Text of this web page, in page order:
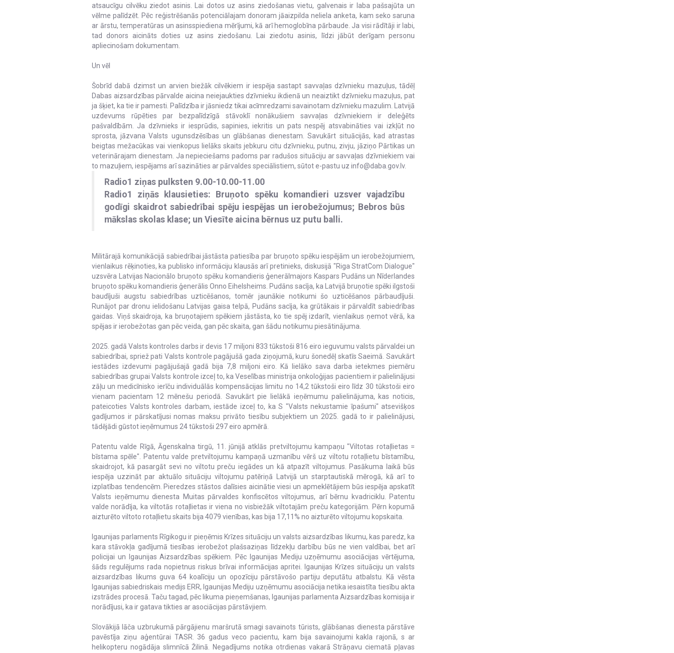
atsaucīgu cilvēku ziedot asinis. Lai dotos uz asins ziedošanas vietu, galvenais ir laba pašsajūta un
vēlme palīdzēt. Pēc reģistrēšanās potenciālajam donoram jāaizpilda neliela anketa, kam seko saruna
ar ārstu, temperatūras un asinsspiediena mērījumi, kā arī hemoglobīna pārbaude. Ja visi rādītāji ir labi,
tad donors aicināts doties uz asins ziedošanu. Lai ziedotu asinis, līdzi jābūt derīgam personu
apliecinošam dokumentam.
Un vēl
Šobrīd dabā dzimst un arvien biežāk cilvēkiem ir iespēja sastapt savvaļas dzīvnieku mazuļus, tādēļ
Dabas aizsardzības pārvalde aicina neiejaukties dzīvnieku ikdienā un neaiztikt dzīvnieku mazuļus, pat
ja šķiet, ka tie ir pamesti. Palīdzība ir jāsniedz tikai acīmredzami savainotam dzīvnieku mazulim. Latvijā
uzdevums rūpēties par bezpalīdzīgā stāvoklī nonākušiem savvaļas dzīvniekiem ir deleģēts
pašvaldībām. Ja dzīvnieks ir iesprūdis, sapinies, iekritis un pats nespēj atsvabināties vai izkļūt no
sprosta, jāzvana Valsts ugunsdzēsības un glābšanas dienestam. Savukārt situācijās, kad atrastas
beigtas mežacūkas vai vienkopus lielāks skaits jebkuru citu dzīvnieku, putnu, zivju, jāziņo Pārtikas un
veterinārajam dienestam. Ja nepieciešams padoms par radušos situāciju ar savvaļas dzīvniekiem vai
to mazuļiem, iespējams arī sazināties ar pārvaldes speciālistiem, sūtot e-pastu uz info@daba.gov.lv.
Radio1 ziņas pulksten 9.00-10.00-11.00
Radio1 ziņās klausieties: Bruņoto spēku komandieri uzsver vajadzību
godīgi skaidrot sabiedrībai spēju iespējas un ierobežojumus; Bebros būs
mākslas skolas klase; un Viesīte aicina bērnus uz putu balli.
Militārajā komunikācijā sabiedrībai jāstāsta patiesība par bruņoto spēku iespējām un ierobežojumiem,
vienlaikus rēķinoties, ka publisko informāciju klausās arī pretinieks, diskusijā "Riga StratCom Dialogue"
uzsvēra Latvijas Nacionālo bruņoto spēku komandieris ģenerālmajors Kaspars Pudāns un Nīderlandes
bruņoto spēku komandieris ģenerālis Onno Eihelsheims. Pudāns sacīja, ka Latvijā bruņotie spēki ilgstoši
baudījuši augstu sabiedrības uzticēšanos, tomēr jaunākie notikumi šo uzticēšanos pārbaudījuši.
Runājot par dronu ielidošanu Latvijas gaisa telpā, Pudāns sacīja, ka grūtākais ir pārvaldīt sabiedrības
gaidas. Viņš skaidroja, ka bruņotajiem spēkiem jāstāsta, ko tie spēj izdarīt, vienlaikus ņemot vērā, ka
spējas ir ierobežotas gan pēc veida, gan pēc skaita, gan šādu notikumu piesātinājuma.
2025. gadā Valsts kontroles darbs ir devis 17 miljoni 833 tūkstoši 816 eiro ieguvumu valsts pārvaldei un
sabiedrībai, spriež pati Valsts kontrole pagājušā gada ziņojumā, kuru šonedēļ skatīs Saeimā. Savukārt
iestādes izdevumi pagājušajā gadā bija 7,8 miljoni eiro. Kā lielāko sava darba ietekmes piemēru
sabiedrības grupai Valsts kontrole izceļ to, ka Veselības ministrija onkoloģijas pacientiem ir palielinājusi
zāļu un medicīnisko ierīču individuālās kompensācijas limitu no 14,2 tūkstoši eiro līdz 30 tūkstoši eiro
vienam pacientam 12 mēnešu periodā. Savukārt pie lielākā ieņēmumu palielinājuma, kas noticis,
pateicoties Valsts kontroles darbam, iestāde izceļ to, ka S "Valsts nekustamie īpašumi" atsevišķos
gadījumos ir pārskatījusi nomas maksu privāto tiesību subjektiem un 2025. gadā to ir palielinājusi,
tādējādi gūstot ieņēmumus 24 tūkstoši 297 eiro apmērā.
Patentu valde Rīgā, Āgenskalna tirgū, 11. jūnijā atklās pretviltojumu kampaņu "Viltotas rotaļlietas =
bīstama spēle". Patentu valde pretviltojumu kampaņā uzmanību vērš uz viltotu rotaļlietu bīstamību,
skaidrojot, kā pasargāt sevi no viltotu preču iegādes un kā atpazīt viltojumus. Pasākuma laikā būs
iespēja uzzināt par aktuālo situāciju viltojumu patēriņā Latvijā un starptautiskā mērogā, kā arī to
izplatības tendencēm. Pieredzes stāstos dalīsies aicinātie viesi un apmeklētājiem būs iespēja apskatīt
Valsts ieņēmumu dienesta Muitas pārvaldes konfiscētos viltojumus, arī bērnu kvadriciklu. Patentu
valde norādīja, ka viltotās rotaļlietas ir viena no visbiežāk viltotajām preču kategorijām. Pērn kopumā
aizturēto viltoto rotaļlietu skaits bija 4079 vienības, kas bija 17,11% no aizturēto viltojumu kopskaita.
Igaunijas parlaments Rīgikogu ir pieņēmis Krīzes situāciju un valsts aizsardzības likumu, kas paredz, ka
kara stāvokļa gadījumā tiesības ierobežot plašsaziņas līdzekļu darbību būs ne vien valdībai, bet arī
policijai un Igaunijas Aizsardzības spēkiem. Pēc Igaunijas Mediju uzņēmumu asociācijas vērtējuma,
šāds regulējums rada nopietnus riskus brīvai informācijas apritei. Igaunijas Krīzes situāciju un valsts
aizsardzības likums guva 64 koalīciju un opozīciju pārstāvošo partiju deputātu atbalstu. Kā vēsta
Igaunijas sabiedriskais medijs ERR, Igaunijas Mediju uzņēmumu asociācija netika iesaistīta tiesību akta
izstrādes procesā. Taču tagad, pēc likuma pieņemšanas, Igaunijas parlamenta Aizsardzības komisija ir
norādījusi, ka ir gatava tikties ar asociācijas pārstāvjiem.
Slovākijā lāča uzbrukumā pārgājienu maršrutā smagi savainots tūrists, glābšanas dienesta pārstāve
pavēstīja ziņu aģentūrai TASR. 36 gadus veco pacientu, kam bija savainojumi kakla rajonā, s ar
helikopteru nogādāja slimnīcā Žilinā. Negadījums notika otrdienas vakarā Strāņavu ciematā pļavas